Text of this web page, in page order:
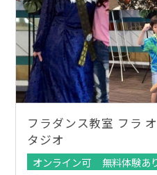
フラダンス教室 フラ
タジオ
オンライン可
無料体験あ